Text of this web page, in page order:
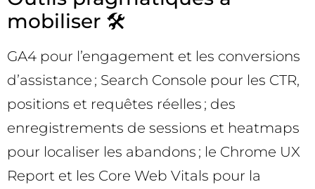
mobiliser 🛠️
GA4 pour l’engagement et les conversions
d’assistance ; Search Console pour les CTR,
positions et requêtes réelles ; des
enregistrements de sessions et heatmaps
pour localiser les abandons ; le Chrome UX
Report et les Core Web Vitals pour la